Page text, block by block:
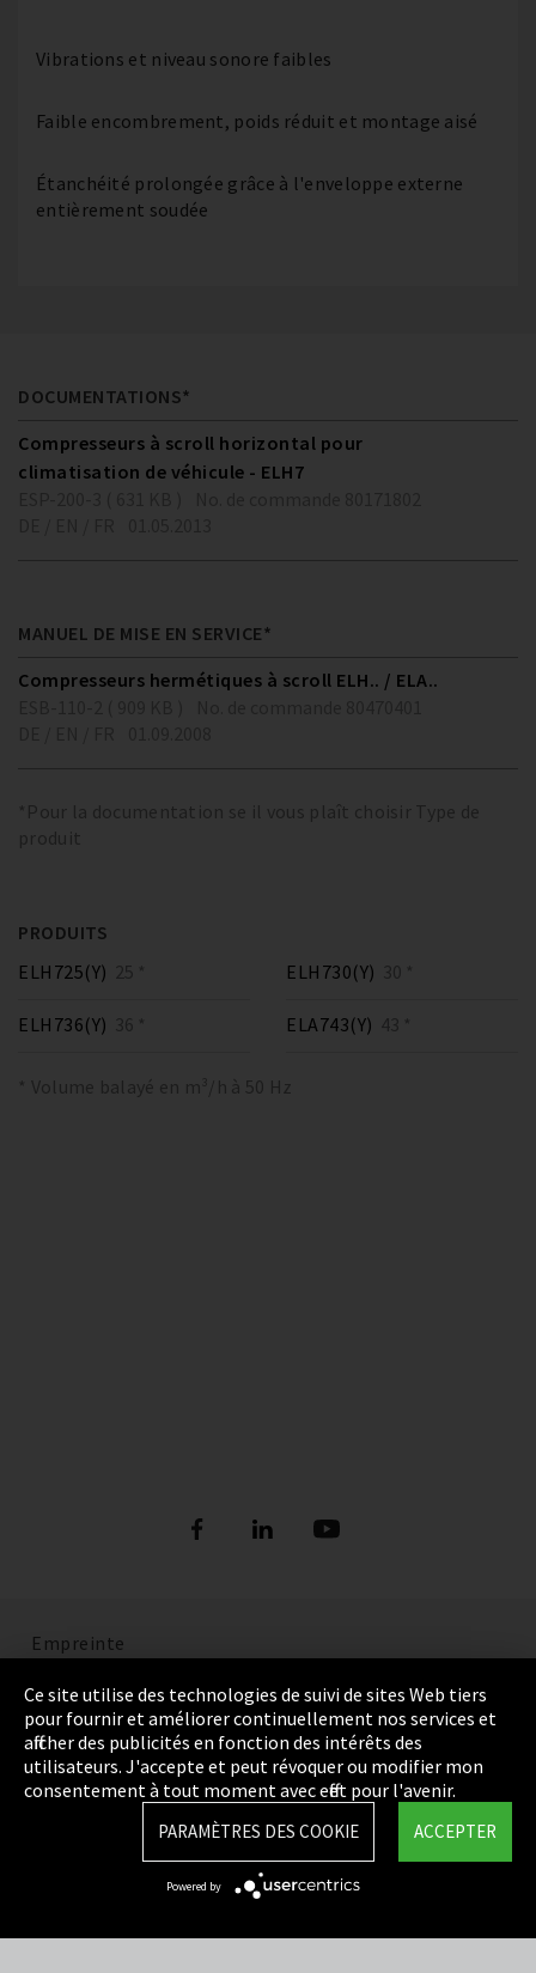
Vibrations et niveau sonore faibles
Faible encombrement, poids réduit et montage aisé
Étanchéité prolongée grâce à l'enveloppe externe
entièrement soudée
DOCUMENTATIONS*
Compresseurs à scroll horizontal pour
climatisation de véhicule - ELH7
MANUEL DE MISE EN SERVICE*
Compresseurs hermétiques à scroll ELH.. / ELA..
*Pour la documentation se il vous plaît choisir Type de
produit
PRODUITS
ELH725(Y) 25 * ELH730(Y) 30 *
ELH736(Y) 36 * ELA743(Y) 43 *
* Volume balayé en m³/h à 50 Hz
Empreinte
Politique de confidentialité
Cookie Settings
Termes et Conditions
Integrity Line
Ce site utilise des technologies de suivi de sites Web tiers
pour fournir et améliorer continuellement nos services et
afficher des publicités en fonction des intérêts des
utilisateurs. J'accepte et peut révoquer ou modifier mon
consentement à tout moment avec effet pour l'avenir.
ACCEPTER
PARAMÈTRES DES COOKIE
Powered by